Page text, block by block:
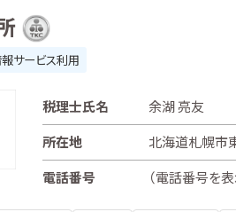
サービス利用
税理士氏名
余湖 亮友
所在地
北海道札幌市
電話番号
（電話番号を